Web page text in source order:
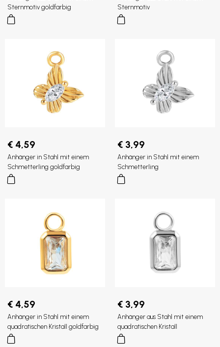
Sternmotiv goldfarbig
Sternmotiv
€ 4,59
Anhänger in Stahl mit einem
Schmetterling goldfarbig
€ 3,99
Anhänger in Stahl mit einem
Schmetterling
€ 4,59
Anhänger in Stahl mit einem
quadratischen Kristall goldfarbig
€ 3,99
Anhänger aus Stahl mit einem
quadratischen Kristall